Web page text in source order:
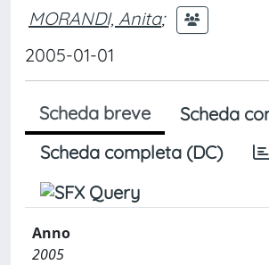
MORANDI, Anita;
2005-01-01
Scheda breve
Scheda
Scheda completa (DC)
Anno
2005